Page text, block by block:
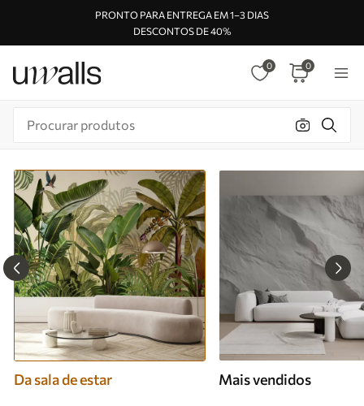
PRONTO PARA ENTREGA EM 1–3 DIAS
DESCONTOS DE 40%
0 0
Da sala de estar Mais vendidos